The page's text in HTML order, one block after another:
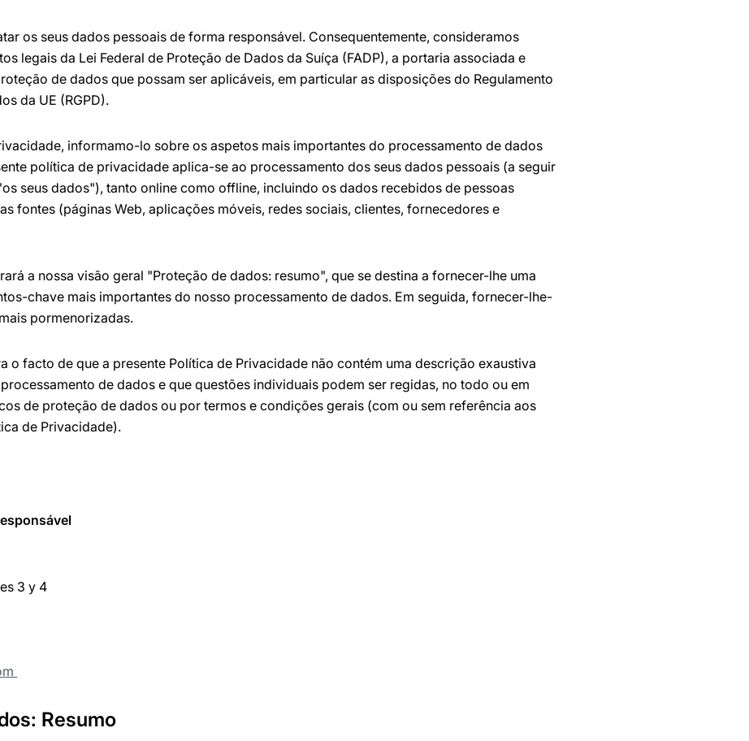
os seus dados pessoais de forma responsável. Consequentemente, consideramos
legais da Lei Federal de Proteção de Dados da Suíça (FADP), a portaria associada e
de dados que possam ser aplicáveis, em particular as disposições do Regulamento
da UE (RGPD).
informamo-lo sobre os aspetos mais importantes do processamento de dados
política de privacidade aplica-se ao processamento dos seus dados pessoais (a seguir
seus dados"), tanto online como offline, incluindo os dados recebidos de pessoas
fontes (páginas Web, aplicações móveis, redes sociais, clientes, fornecedores e
a nossa visão geral "Proteção de dados: resumo", que se destina a fornecer-lhe uma
chave mais importantes do nosso processamento de dados. Em seguida, fornecer-lhe-
pormenorizadas.
o facto de que a presente Política de Privacidade não contém uma descrição exaustiva
de dados e que questões individuais podem ser regidas, no todo ou em
de proteção de dados ou por termos e condições gerais (com ou sem referência aos
de Privacidade).
3 y 4
Resumo